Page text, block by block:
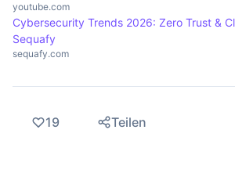
youtube.com
Cybersecurity Trends 2026: Zero Trust &
Sequafy
sequafy.com
19 Teilen